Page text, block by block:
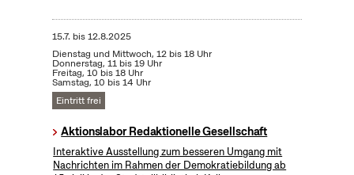
15.7. bis12.8.2025
Dienstag und Mittwoch, 12 bis 18 Uhr
Donnerstag, 11 bis 19 Uhr
Freitag, 10 bis 18 Uhr
Samstag, 10 bis 14 Uhr
Eintritt frei
Aktionslabor Redaktionelle Gesellschaft
Interaktive Ausstellung zum besseren Umgang mit
Nachrichten im Rahmen der Demokratiebildung ab